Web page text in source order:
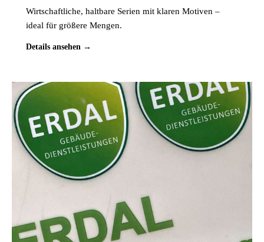
Wirtschaftliche, haltbare Serien mit klaren Motiven –
ideal für größere Mengen.
Details ansehen →